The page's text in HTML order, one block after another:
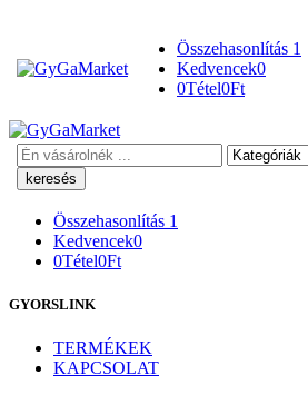
Összehasonlítás 1
Kedvencek0
0Tétel0Ft
Keresés
Összehasonlítás 1
Kedvencek0
0Tétel0Ft
GYORSLINK
TERMÉKEK
KAPCSOLAT